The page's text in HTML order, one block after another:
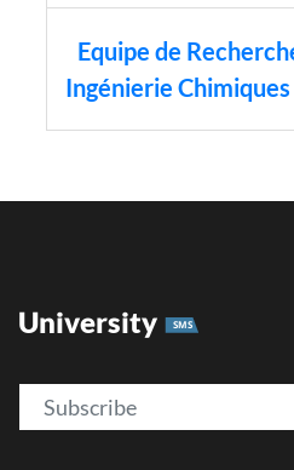
Equipe de
Ingénierie
University SMS
Email